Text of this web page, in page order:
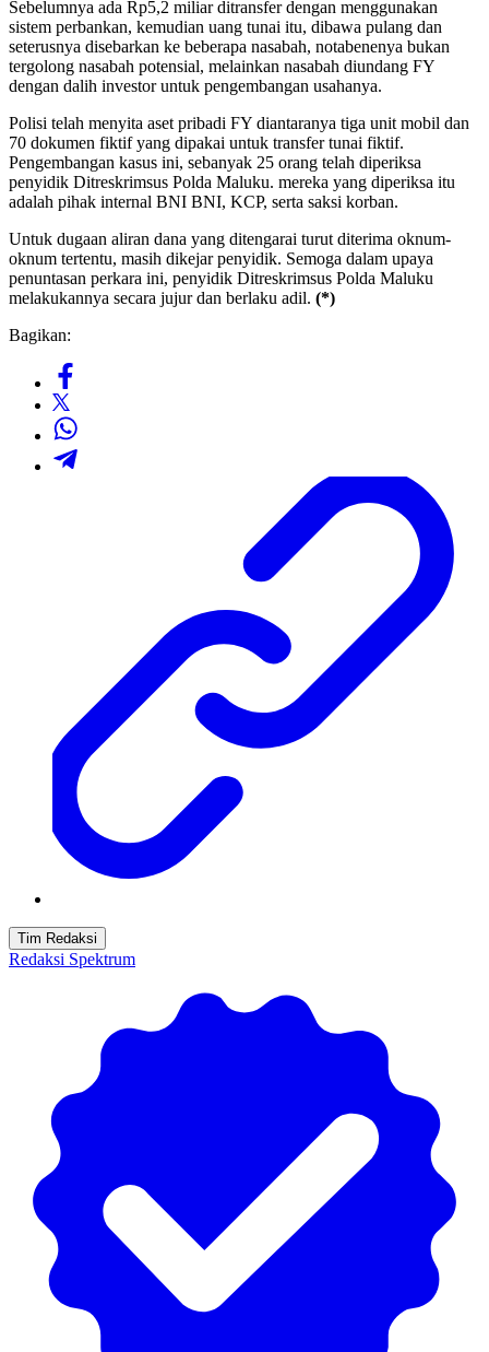
Sebelumnya ada Rp5,2 miliar ditransfer dengan menggunakan
sistem perbankan, kemudian uang tunai itu, dibawa pulang dan
seterusnya disebarkan ke beberapa nasabah, notabenenya bukan
tergolong nasabah potensial, melainkan nasabah diundang FY
dengan dalih investor untuk pengembangan usahanya.
Polisi telah menyita aset pribadi FY diantaranya tiga unit mobil dan
70 dokumen fiktif yang dipakai untuk transfer tunai fiktif.
Pengembangan kasus ini, sebanyak 25 orang telah diperiksa
penyidik Ditreskrimsus Polda Maluku. mereka yang diperiksa itu
adalah pihak internal BNI BNI, KCP, serta saksi korban.
Untuk dugaan aliran dana yang ditengarai turut diterima oknum-
oknum tertentu, masih dikejar penyidik. Semoga dalam upaya
penuntasan perkara ini, penyidik Ditreskrimsus Polda Maluku
melakukannya secara jujur dan berlaku adil. (*)
Bagikan:
Tim Redaksi
Redaksi Spektrum